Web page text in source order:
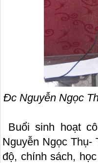
Đc Nguyễn Ngọc
Buổi sinh hoạt
Nguyễn Ngọc
độ, chính sách,